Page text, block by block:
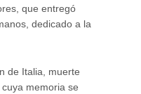
que entregó
dedicado a la
de Italia, muerte
memoria se